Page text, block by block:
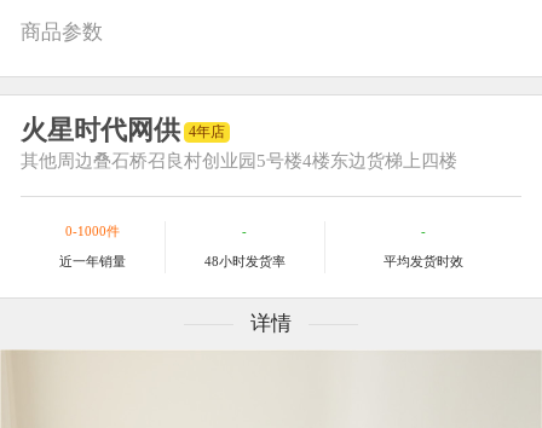
商品参数
火星时代网供 4年店
其他周边叠石桥召良村创业园5号楼4楼东边货梯上四楼
0-1000件
近一年销量
-
48小时发货率
-
平均发货时效
详情